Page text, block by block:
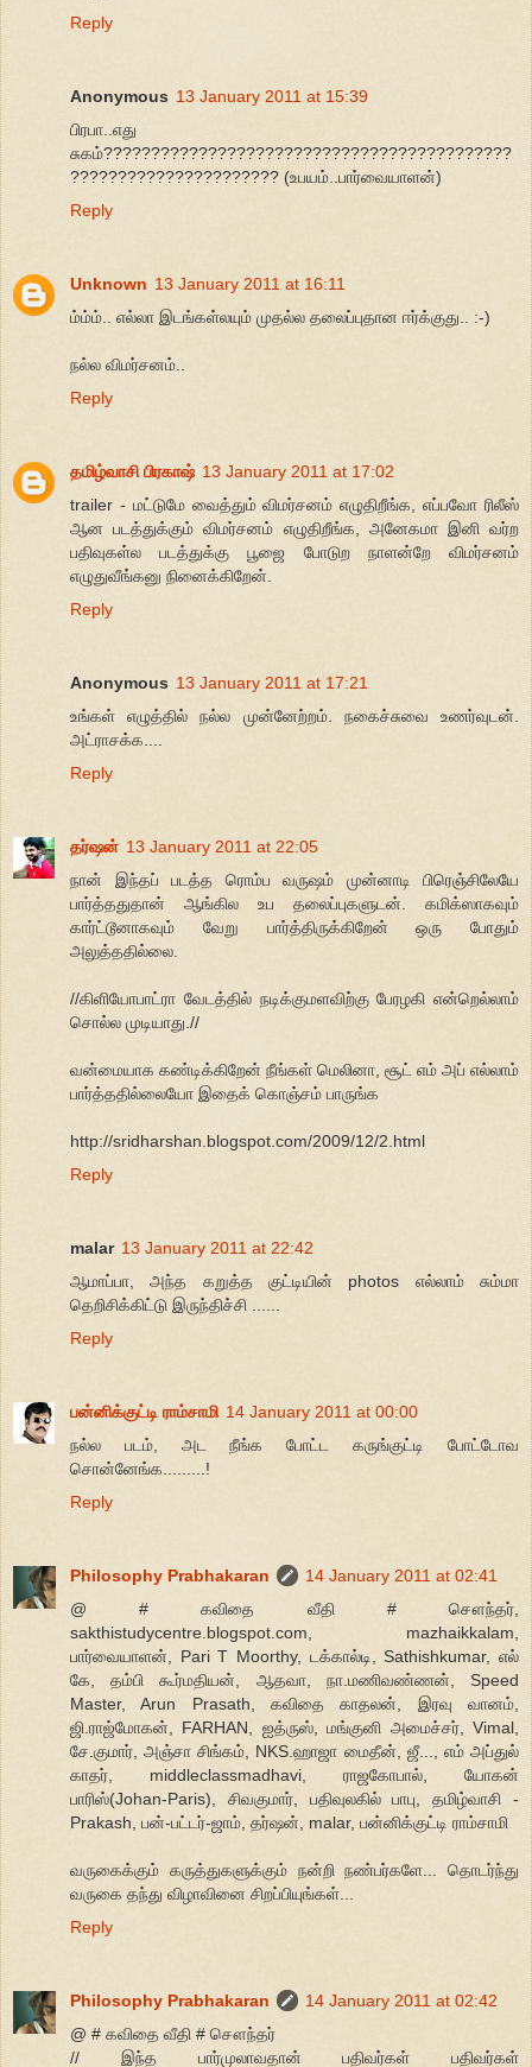
Reply
Anonymous 13 January 2011 at 15:39
பிரபா..எது
சுகம்???????????????????????????????????????????
?????????????????????? (உபயம்..பார்வையாளன்)
Reply
Unknown 13 January 2011 at 16:11
ம்ம்ம்.. எல்லா இடங்கள்லயும் முதல்ல தலைப்புதான ஈர்க்குது.. :-)
நல்ல விமர்சனம்..
Reply
தமிழ்வாசி பிரகாஷ் 13 January 2011 at 17:02
trailer - மட்டுமே வைத்தும் விமர்சனம் எழுதிறீங்க, எப்பவோ ரிலீஸ்
ஆன படத்துக்கும் விமர்சனம் எழுதிறீங்க, அனேகமா இனி வர்ற
பதிவுகள்ல படத்துக்கு பூஜை போடுற நாளன்றே விமர்சனம்
எழுதுவீங்கனு நினைக்கிறேன்.
Reply
Anonymous 13 January 2011 at 17:21
உங்கள் எழுத்தில் நல்ல முன்னேற்றம். நகைச்சுவை உணர்வுடன்.
அட்ராசக்க....
Reply
தர்ஷன் 13 January 2011 at 22:05
நான் இந்தப் படத்த ரொம்ப வருஷம் முன்னாடி பிரெஞ்சிலேயே
பார்த்ததுதான் ஆங்கில உப தலைப்புகளுடன். கமிக்ஸாகவும்
கார்ட்டூனாகவும் வேறு பார்த்திருக்கிறேன் ஒரு போதும்
அலுத்ததில்லை.
//கிளியோபாட்ரா வேடத்தில் நடிக்குமளவிற்கு பேரழகி என்றெல்லாம்
சொல்ல முடியாது.//
வன்மையாக கண்டிக்கிறேன் நீங்கள் மெலினா, சூட் எம் அப் எல்லாம்
பார்த்ததில்லையோ இதைக் கொஞ்சம் பாருங்க
http://sridharshan.blogspot.com/2009/12/2.html
Reply
malar 13 January 2011 at 22:42
ஆமாப்பா, அந்த கறுத்த குட்டியின் photos எல்லாம் சும்மா
தெறிசிக்கிட்டு இருந்திச்சி ......
Reply
பன்னிக்குட்டி ராம்சாமி 14 January 2011 at 00:00
நல்ல படம், அட நீங்க போட்ட கருங்குட்டி போட்டோவ
சொன்னேங்க.........!
Reply
Philosophy Prabhakaran
14 January 2011 at 02:41
@ # கவிதை வீதி # சௌந்தர்,
sakthistudycentre.blogspot.com, mazhaikkalam,
பார்வையாளன், Pari T Moorthy, டக்கால்டி, Sathishkumar, எல்
கே, தம்பி கூர்மதியன், ஆதவா, நா.மணிவண்ணன், Speed
Master, Arun Prasath, கவிதை காதலன், இரவு வானம்,
ஜி.ராஜ்மோகன், FARHAN, ஐத்ருஸ், மங்குனி அமைச்சர், Vimal,
சே.குமார், அஞ்சா சிங்கம், NKS.ஹாஜா மைதீன், ஜீ..., எம் அப்துல்
காதர், middleclassmadhavi, ராஜகோபால், யோகன்
பாரிஸ்(Johan-Paris), சிவகுமார், பதிவுலகில் பாபு, தமிழ்வாசி -
Prakash, பன்-பட்டர்-ஜாம், தர்ஷன், malar, பன்னிக்குட்டி ராம்சாமி
வருகைக்கும் கருத்துகளுக்கும் நன்றி நண்பர்களே... தொடர்ந்து
வருகை தந்து விழாவினை சிறப்பியுங்கள்...
Reply
Philosophy Prabhakaran
14 January 2011 at 02:42
@ # கவிதை வீதி # சௌந்தர்
// இந்த பார்முலாவதான் பதிவர்கள் பதிவர்கள்